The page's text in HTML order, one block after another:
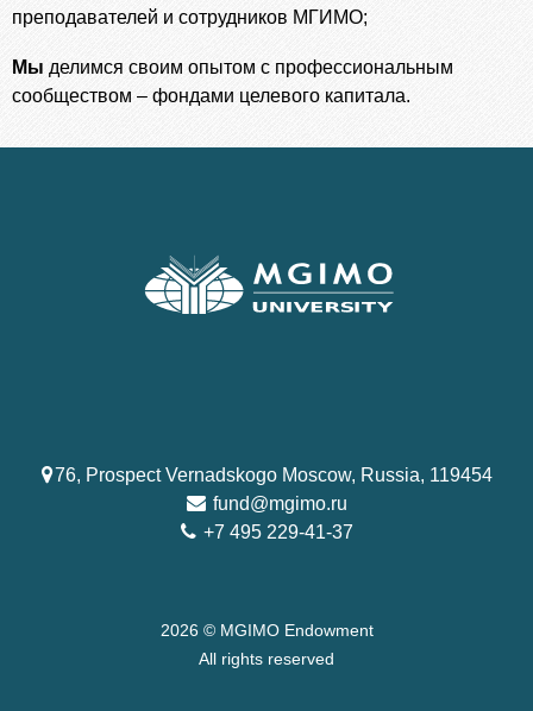
преподавателей и сотрудников МГИМО;
Мы делимся своим опытом с профессиональным
сообществом – фондами целевого капитала.
76, Prospect Vernadskogo Moscow, Russia, 119454
fund@mgimo.ru
+7 495 229-41-37
2026 © MGIMO Endowment
All rights reserved